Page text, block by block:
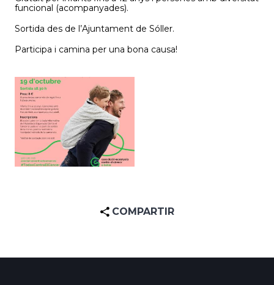
funcional (acompanyades).
Sortida des de l’Ajuntament de Sóller.
Participa i camina per una bona causa!
COMPARTIR